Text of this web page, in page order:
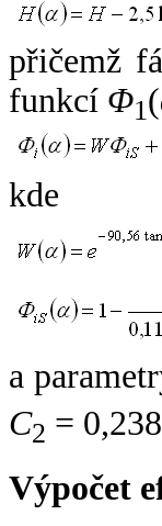
přičemž
funkcí Φ1(
kde
a
C2 =
Výpočet